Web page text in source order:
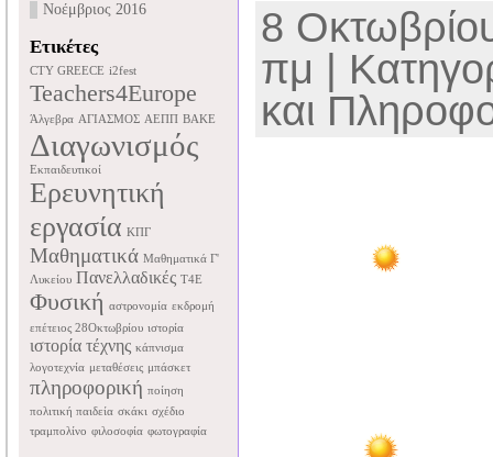
Νοέμβριος 2016
Ετικέτες
CTY GREECE i2fest
Teachers4Europe
Άλγεβρα ΑΓΙΑΣΜΟΣ ΑΕΠΠ ΒΑΚΕ
Διαγωνισμός
Εκπαιδευτικοί
Ερευνητική
εργασία ΚΠΓ
Μαθηματικά Μαθηματικά Γ'
Λυκείου Πανελλαδικές Τ4Ε
Φυσική αστρονομία εκδρομή
επέτειος 28Οκτωβρίου ιστορία
ιστορία τέχνης κάπνισμα
λογοτεχνία μεταθέσεις μπάσκετ
πληροφορική ποίηση
πολιτική παιδεία σκάκι σχέδιο
τραμπολίνο φιλοσοφία φωτογραφία
8
πμ |
και